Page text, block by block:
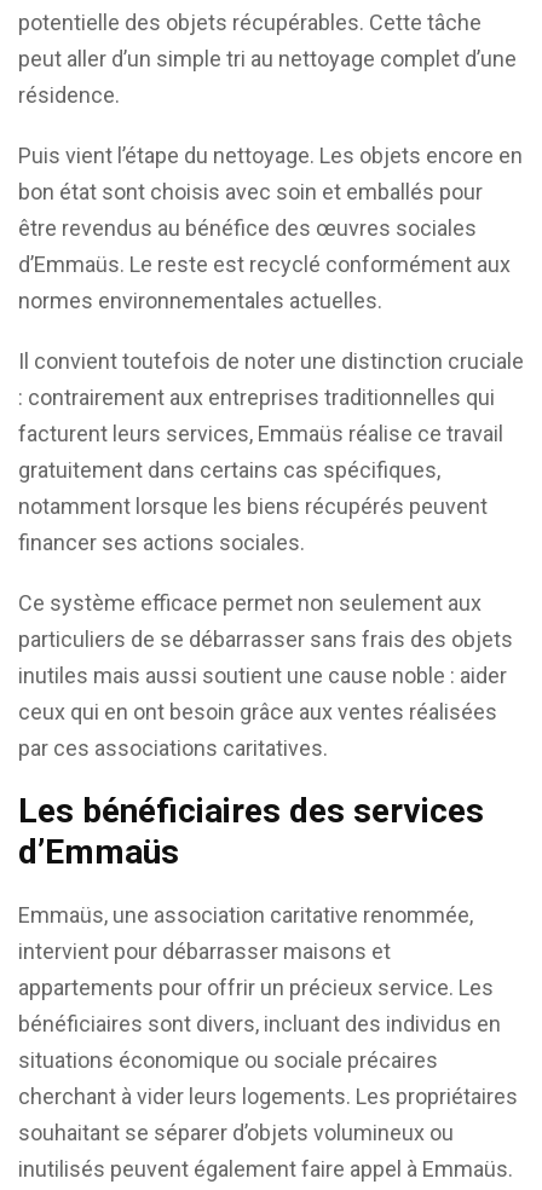
potentielle des objets récupérables. Cette tâche
peut aller d’un simple tri au nettoyage complet d’une
résidence.
Puis vient l’étape du nettoyage. Les objets encore en
bon état sont choisis avec soin et emballés pour
être revendus au bénéfice des œuvres sociales
d’Emmaüs. Le reste est recyclé conformément aux
normes environnementales actuelles.
Il convient toutefois de noter une distinction cruciale
: contrairement aux entreprises traditionnelles qui
facturent leurs services, Emmaüs réalise ce travail
gratuitement dans certains cas spécifiques,
notamment lorsque les biens récupérés peuvent
financer ses actions sociales.
Ce système efficace permet non seulement aux
particuliers de se débarrasser sans frais des objets
inutiles mais aussi soutient une cause noble : aider
ceux qui en ont besoin grâce aux ventes réalisées
par ces associations caritatives.
Les bénéficiaires des services
d’Emmaüs
Emmaüs, une association caritative renommée,
intervient pour débarrasser maisons et
appartements pour offrir un précieux service. Les
bénéficiaires sont divers, incluant des individus en
situations économique ou sociale précaires
cherchant à vider leurs logements. Les propriétaires
souhaitant se séparer d’objets volumineux ou
inutilisés peuvent également faire appel à Emmaüs.